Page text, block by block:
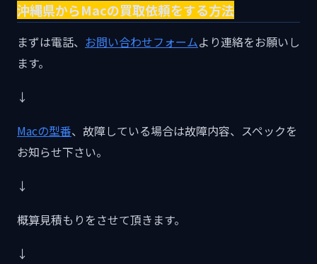
沖縄県からMacの買取依頼をする方法
まずは電話、 お問い合わせフォームより連絡をお願いし
ます。
↓
Macの型番、故障している場合は故障内容、スペックを
お知らせ下さい。
↓
概算見積もりをさせて頂きます。
↓